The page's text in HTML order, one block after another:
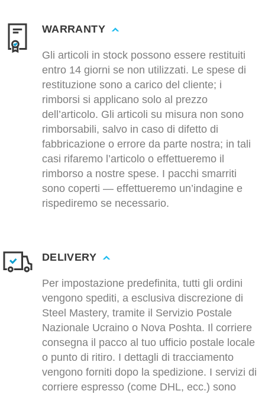
WARRANTY
Gli articoli in stock possono essere restituiti
entro 14 giorni se non utilizzati. Le spese di
restituzione sono a carico del cliente; i
rimborsi si applicano solo al prezzo
dell’articolo. Gli articoli su misura non sono
rimborsabili, salvo in caso di difetto di
fabbricazione o errore da parte nostra; in tali
casi rifaremo l’articolo o effettueremo il
rimborso a nostre spese. I pacchi smarriti
sono coperti — effettueremo un’indagine e
rispediremo se necessario.
DELIVERY
Per impostazione predefinita, tutti gli ordini
vengono spediti, a esclusiva discrezione di
Steel Mastery, tramite il Servizio Postale
Nazionale Ucraino o Nova Poshta. Il corriere
consegna il pacco al tuo ufficio postale locale
o punto di ritiro. I dettagli di tracciamento
vengono forniti dopo la spedizione. I servizi di
corriere espresso (come DHL, ecc.) sono